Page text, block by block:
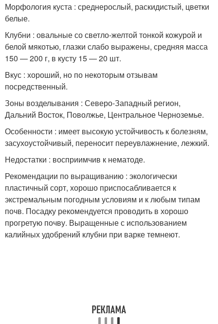
Морфология куста : среднерослый, раскидистый, цветки
белые.
Клубни : овальные со светло-желтой тонкой кожурой и
белой мякотью, глазки слабо выражены, средняя масса
150 — 200 г, в кусту 15 — 20 шт.
Вкус : хороший, но по некоторым отзывам
посредственный.
Зоны возделывания : Северо-Западный регион,
Дальний Восток, Поволжье, Центральное Черноземье.
Особенности : имеет высокую устойчивость к болезням,
засухоустойчивый, переносит переувлажнение, лежкий.
Недостатки : восприимчив к нематоде.
Рекомендации по выращиванию : экологически
пластичный сорт, хорошо приспосабливается к
экстремальным погодным условиям и к любым типам
почв. Посадку рекомендуется проводить в хорошо
прогретую почву. Выращенные с использованием
калийных удобрений клубни при варке темнеют.